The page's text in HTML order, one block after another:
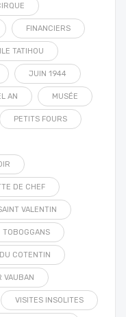
FINANCIERS
ILE TATIHOU
JUIN 1944
AN MUSÉE
PETITS FOURS
DE CHEF
VALENTIN
TOBOGGANS
COTENTIN
VAUBAN
VISITES INSOLITES